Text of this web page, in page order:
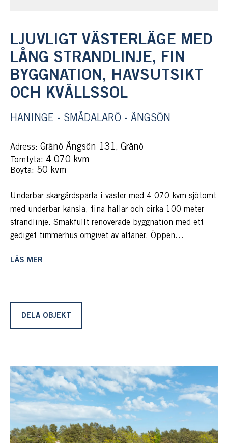
LJUVLIGT VÄSTERLÄGE MED
LÅNG STRANDLINJE, FIN
BYGGNATION, HAVSUTSIKT
OCH KVÄLLSSOL
HANINGE - SMÅDALARÖ - ÄNGSÖN
Adress: Gränö Ängsön 131, Gränö
Tomtyta: 4 070 kvm
Boyta: 50 kvm
Underbar skärgårdspärla i väster med 4 070 kvm sjötomt
med underbar känsla, fina hällar och cirka 100 meter
strandlinje. Smakfullt renoverade byggnation med ett
gediget timmerhus omgivet av altaner. Öppen
två sängar i vardera hus, förrådsbodar och nybyggd
Breviksmaren och waxholmsbrygga några minuters
promenad från tomten. Båtplats vid Breviksmaren som
hör till fastigheten ingår.
Ingarölandet och ett vackert pärlband av öar, kobbar och
skär och det är här som ön Ängsön ligger med ett
utmärkt centralt och tillgänglig läge.
Hit kommer man med waxholmsbåt eller egen båt från
båtplatsen i Breviksmaren och framme sker förtöjning
skyddat på insidan av den nya bryggan. Vid den gedigna
LÄS MER
DELA OBJEKT